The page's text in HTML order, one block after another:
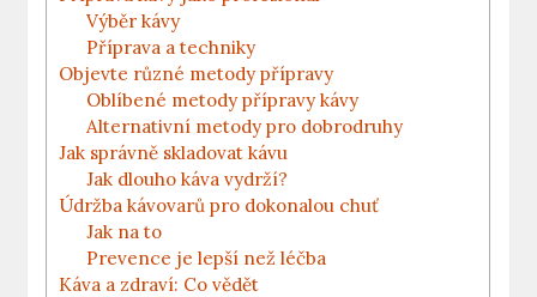
Výběr kávy
Příprava a techniky
Objevte různé metody přípravy
Oblíbené metody přípravy kávy
Alternativní metody pro dobrodruhy
Jak správně skladovat kávu
Jak dlouho káva vydrží?
Údržba kávovarů pro dokonalou chuť
Jak na to
Prevence je lepší než léčba
Káva a zdraví: Co vědět